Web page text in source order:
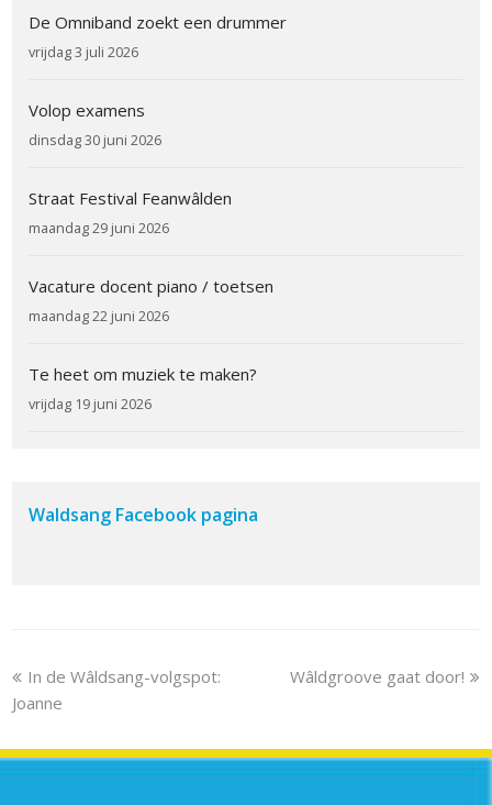
De Omniband zoekt een drummer
vrijdag 3 juli 2026
Volop examens
dinsdag 30 juni 2026
Straat Festival Feanwâlden
maandag 29 juni 2026
Vacature docent piano / toetsen
maandag 22 juni 2026
Te heet om muziek te maken?
vrijdag 19 juni 2026
Waldsang Facebook pagina
previous
post:
In de Wâldsang-volgspot:
Joanne
next
Wâldgroove gaat door!